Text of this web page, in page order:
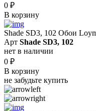
0 ₽
В корзину
Shade SD3, 102 Обои
Арт Shade SD3, 102
нет в наличии
0 ₽
В корзину
не забудьте купить